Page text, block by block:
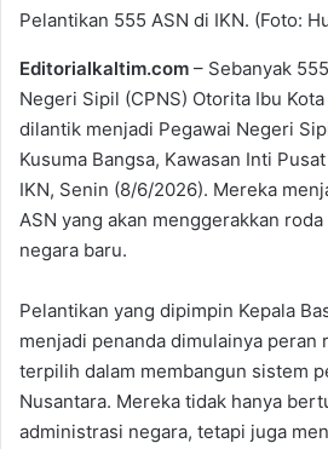
Pelantikan 555 ASN di IKN. (Foto:
Editorialkaltim.com – Sebanyak
Negeri Sipil (CPNS) Otorita Ibu
dilantik menjadi Pegawai Negeri
Kusuma Bangsa, Kawasan Inti
IKN, Senin (8/6/2026). Mereka
ASN yang akan menggerakkan
negara baru.
Pelantikan yang dipimpin Kepala
menjadi penanda dimulainya peran
terpilih dalam membangun sistem
Nusantara. Mereka tidak hanya
administrasi negara, tetapi juga